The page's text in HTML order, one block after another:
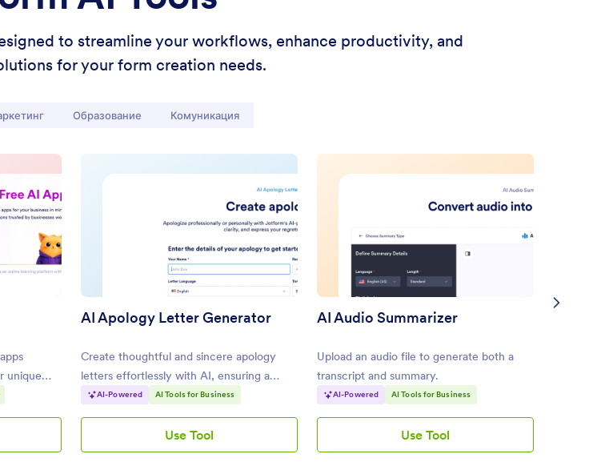
to streamline your workflows, enhance productivity, and
for your form creation needs.
Образование Комуникация
unique
AI Apology Letter Generator
Create thoughtful and sincere apology
letters effortlessly with AI, ensuring a
professional tone.
AI-Powered AI Tools for Business
Use Tool
AI
Apology
AI Audio Summarizer
Upload an audio file to generate both a
transcript and summary.
AI-Powered AI Tools for Business
Use Tool
AI
Audio